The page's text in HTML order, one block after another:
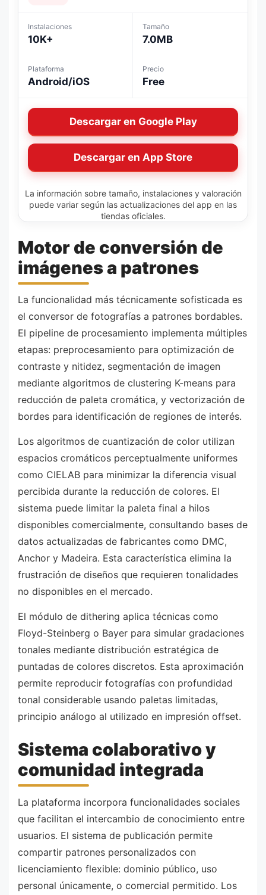
Instalaciones
10K+
Tamaño
7.0MB
Plataforma
Android/iOS
Precio
Free
Descargar en Google Play
Descargar en App Store
La información sobre tamaño, instalaciones y valoración
puede variar según las actualizaciones del app en las
tiendas oficiales.
Motor de conversión de
imágenes a patrones
La funcionalidad más técnicamente sofisticada es
el conversor de fotografías a patrones bordables.
El pipeline de procesamiento implementa múltiples
etapas: preprocesamiento para optimización de
contraste y nitidez, segmentación de imagen
mediante algoritmos de clustering K-means para
reducción de paleta cromática, y vectorización de
bordes para identificación de regiones de interés.
Los algoritmos de cuantización de color utilizan
espacios cromáticos perceptualmente uniformes
como CIELAB para minimizar la diferencia visual
percibida durante la reducción de colores. El
sistema puede limitar la paleta final a hilos
disponibles comercialmente, consultando bases de
datos actualizadas de fabricantes como DMC,
Anchor y Madeira. Esta característica elimina la
frustración de diseños que requieren tonalidades
no disponibles en el mercado.
El módulo de dithering aplica técnicas como
Floyd-Steinberg o Bayer para simular gradaciones
tonales mediante distribución estratégica de
puntadas de colores discretos. Esta aproximación
permite reproducir fotografías con profundidad
tonal considerable usando paletas limitadas,
principio análogo al utilizado en impresión offset.
Sistema colaborativo y
comunidad integrada
La plataforma incorpora funcionalidades sociales
que facilitan el intercambio de conocimiento entre
usuarios. El sistema de publicación permite
compartir patrones personalizados con
licenciamiento flexible: dominio público, uso
personal únicamente, o comercial permitido. Los